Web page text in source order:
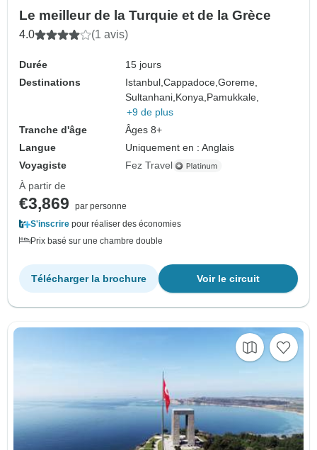
Le meilleur de la Turquie et de la Grèce
4.0 (1 avis)
Durée
15 jours
Destinations
Istanbul,Cappadoce,Goreme,
Sultanhani,Konya,Pamukkale,
+9 de plus
Tranche d'âge
Âges 8+
Langue
Uniquement en : Anglais
Voyagiste
Fez Travel
À partir de
€3,869
par personne
S'inscrire pour réaliser des économies
Prix basé sur une chambre double
Voir le circuit
Télécharger la brochure